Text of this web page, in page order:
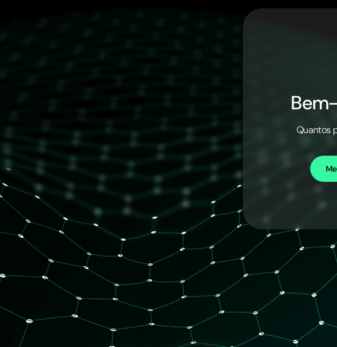
Quantos